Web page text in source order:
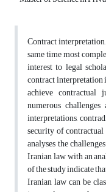
Contract
same time most
interest to legal
contract interpretation
achieve contractual
numerous
interpretations,
security of
analyses the
Iranian law with an
of the study indicate
Iranian law can be